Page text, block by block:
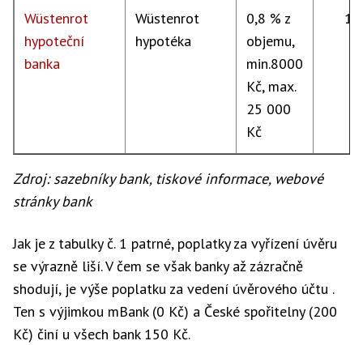
Wüstenrot
hypoteční
banka
Wüstenrot
hypotéka
0,8 % z
objemu,
min.8000
Kč, max.
25 000
Kč
Zdroj: sazebníky bank, tiskové informace, webové
stránky bank
Jak je z tabulky č. 1 patrné, poplatky za vyřízení úvěru
se výrazně liší. V čem se však banky až zázračně
shodují, je výše poplatku za vedení úvěrového účtu .
Ten s výjimkou mBank (0 Kč) a České spořitelny (200
Kč) činí u všech bank 150 Kč.